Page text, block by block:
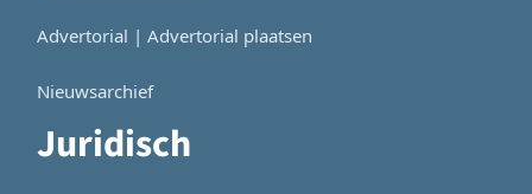
Advertorial | Advertorial plaatsen
Nieuwsarchief
Juridisch